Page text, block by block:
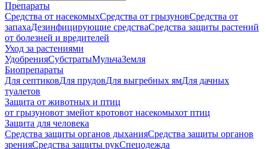
Препараты
Средства от насекомыхСредства от грызуновСредства от
запахаДезинфицирующие средстваСредства защиты растений
от болезней и вредителей
Уход за растениями
УдобренияСубстратыМульчаЗемля
Биопрепараты
Для септиковДля прудовДля выгребных ямДля дачных
туалетов
Защита от животных и птиц
от грызуновот змейот кротовот насекомыхот птиц
Защита для человека
Средства защиты органов дыханияСредства защиты органов
зренияСредства защиты рукСпецодежда